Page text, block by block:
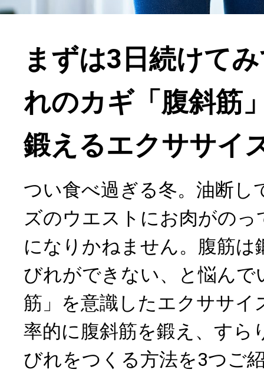
まずは3日続けて
れのカギ「腹斜筋
鍛えるエクササイ
つい食べ過ぎる冬。油断し
ズのウエストにお肉がの
になりかねません。腹筋は
びれができない、と悩んで
筋」を意識したエクササイ
率的に腹斜筋を鍛え、すら
びれをつくる方法を3つご